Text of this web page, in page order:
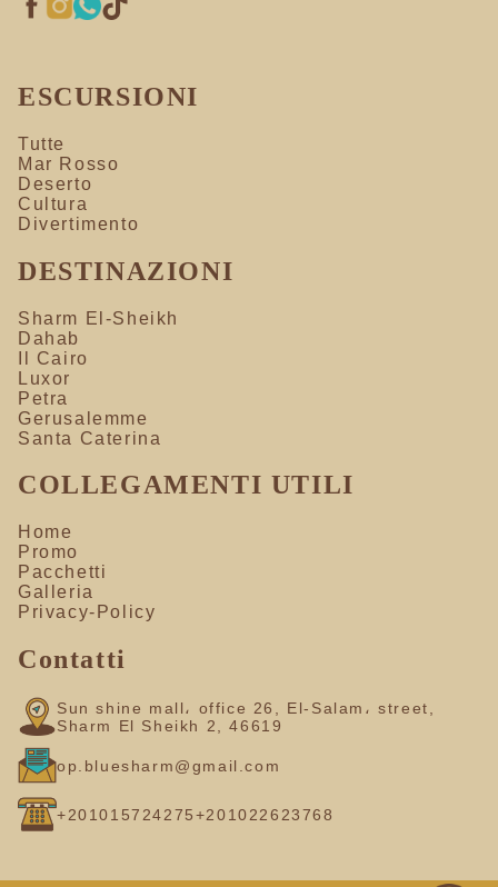
ESCURSIONI
Tutte
Mar Rosso
Deserto
Cultura
Divertimento
DESTINAZIONI
Sharm El-Sheikh
Dahab
Il Cairo
Luxor
Petra
Gerusalemme
Santa Caterina
COLLEGAMENTI UTILI
Home
Promo
Pacchetti
Galleria
Privacy-Policy
Contatti
Sun shine mall، office 26, El-Salam، street,
Sharm El Sheikh 2, 46619
op.bluesharm@gmail.com
+201015724275+201022623768